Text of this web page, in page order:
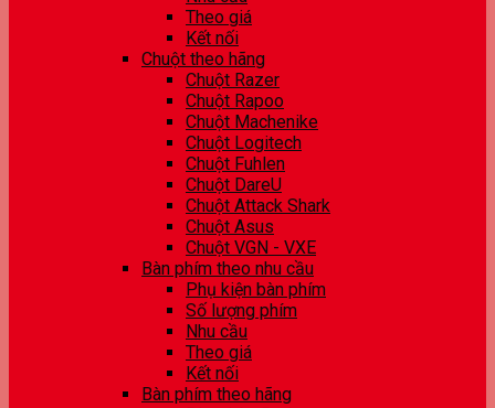
Theo giá
Kết nối
Chuột theo hãng
Chuột Razer
Chuột Rapoo
Chuột Machenike
Chuột Logitech
Chuột Fuhlen
Chuột DareU
Chuột Attack Shark
Chuột Asus
Chuột VGN - VXE
Bàn phím theo nhu cầu
Phụ kiện bàn phím
Số lượng phím
Nhu cầu
Theo giá
Kết nối
Bàn phím theo hãng